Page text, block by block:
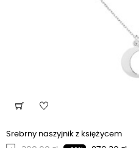
Srebrny naszyjnik z księżycem